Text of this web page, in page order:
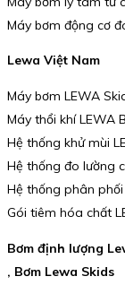
Máy bơm động cơ
Lewa Việt Nam
Máy bơm LEWA
Máy thổi khí LEWA
Hệ thống khử mùi
Hệ thống đo lường
Hệ thống phân
Gói tiêm hóa chất
Bơm định lượng
, Bơm Lewa Skids